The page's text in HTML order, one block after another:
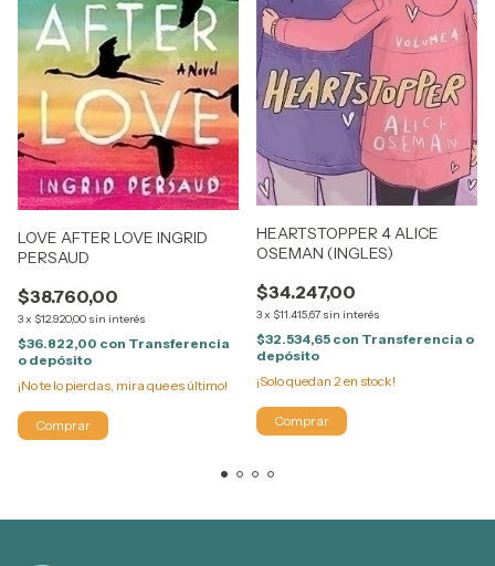
LOVE AFTER LOVE INGRID
PERSAUD
$38.760,00
3x $12.920,00 sin interés
$36.822,00 con Transferencia
o depósito
¡No te lo pierdas, mira que es último!
HEARTSTOPPER 4 ALICE
OSEMAN (INGLES)
$34.247,00
3x $11.415,67 sin interés
$32.534,65 con Transferencia o
depósito
¡Solo quedan 2en stock!